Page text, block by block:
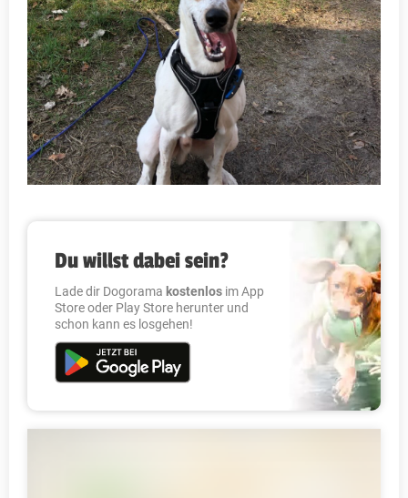
Du willst dabei sein?
Lade dir Dogorama kostenlos im App
Store oder Play Store herunter und
schon kann es losgehen!